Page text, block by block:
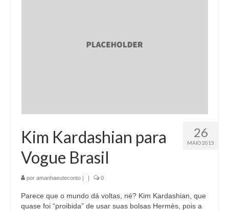
26
MAIO 2015
Kim Kardashian para
Vogue Brasil
por amanhaeuteconto 0
Parece que o mundo dá voltas, né? Kim Kardashian, que
quase foi “proibida” de usar suas bolsas Hermès, pois a